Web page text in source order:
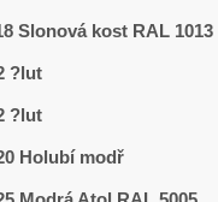
Slonová kost RAL 1013
?lut
?lut
Holubí modř